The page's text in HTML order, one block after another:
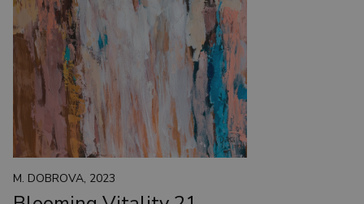
M. DOBROVA, 2023